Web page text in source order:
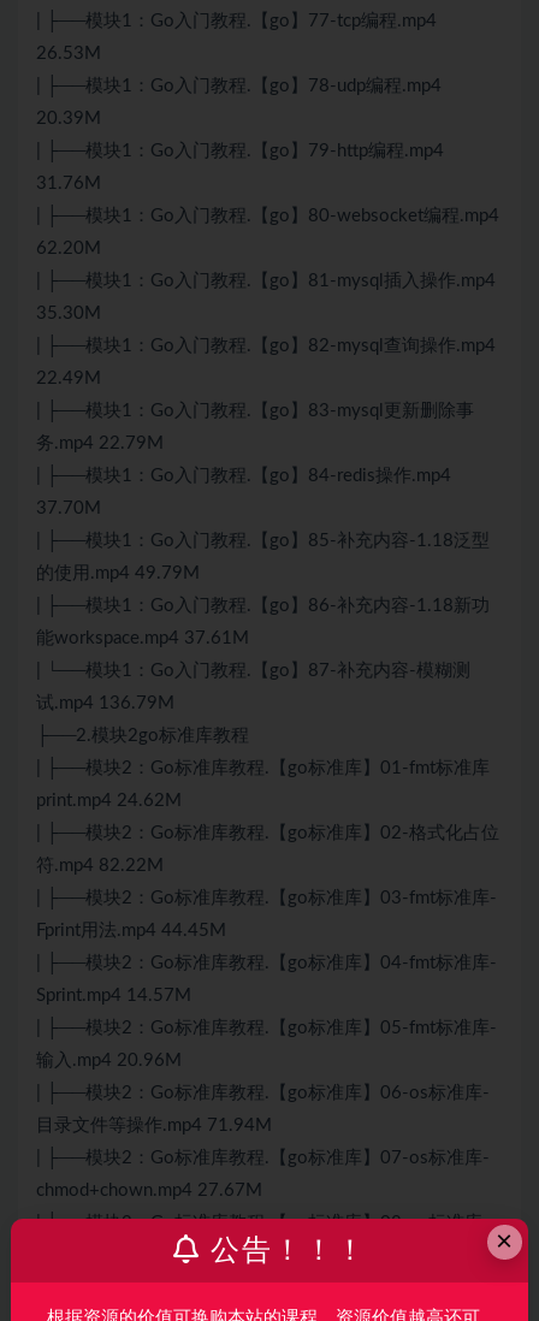
| ├──模块1：Go入门教程.【go】77-tcp编程.mp4
26.53M
| ├──模块1：Go入门教程.【go】78-udp编程.mp4
20.39M
| ├──模块1：Go入门教程.【go】79-http编程.mp4
31.76M
| ├──模块1：Go入门教程.【go】80-websocket编程.mp4
62.20M
| ├──模块1：Go入门教程.【go】81-mysql插入操作.mp4
35.30M
| ├──模块1：Go入门教程.【go】82-mysql查询操作.mp4
22.49M
| ├──模块1：Go入门教程.【go】83-mysql更新删除事
务.mp4 22.79M
| ├──模块1：Go入门教程.【go】84-redis操作.mp4
37.70M
| ├──模块1：Go入门教程.【go】85-补充内容-1.18泛型
的使用.mp4 49.79M
| ├──模块1：Go入门教程.【go】86-补充内容-1.18新功
能workspace.mp4 37.61M
| └──模块1：Go入门教程.【go】87-补充内容-模糊测
试.mp4 136.79M
├──2.模块2go标准库教程
| ├──模块2：Go标准库教程.【go标准库】01-fmt标准库
print.mp4 24.62M
| ├──模块2：Go标准库教程.【go标准库】02-格式化占位
符.mp4 82.22M
| ├──模块2：Go标准库教程.【go标准库】03-fmt标准库-
Fprint用法.mp4 44.45M
| ├──模块2：Go标准库教程.【go标准库】04-fmt标准库-
Sprint.mp4 14.57M
| ├──模块2：Go标准库教程.【go标准库】05-fmt标准库-
输入.mp4 20.96M
| ├──模块2：Go标准库教程.【go标准库】06-os标准库-
目录文件等操作.mp4 71.94M
| ├──模块2：Go标准库教程.【go标准库】07-os标准库-
chmod+chown.mp4 27.67M
| ├──模块2：Go标准库教程.【go标准库】08-os标准库-
文件读取.mp4 56.43M
| ├──模块2：Go标准库教程.【go标准库】09-os标准库-
×
公告！！！